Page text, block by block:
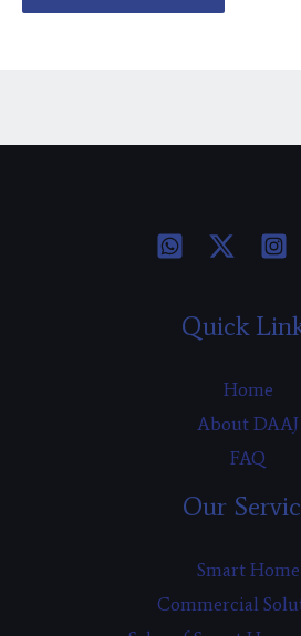
Quick
Home
About DAAJ
FAQ
Our
Smart Home
Commercial